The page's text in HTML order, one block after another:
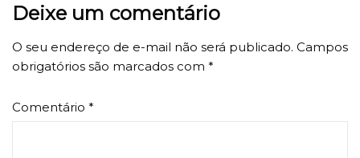
Deixe um comentário
O seu endereço de e-mail não será publicado. Campos
obrigatórios são marcados com *
Comentário *